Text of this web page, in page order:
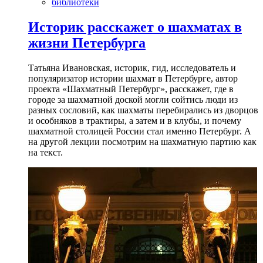
библиотеки
Историк расскажет о шахматах в
жизни Петербурга
Татьяна Ивановская, историк, гид, исследователь и
популяризатор истории шахмат в Петербурге, автор
проекта «Шахматный Петербург», расскажет, где в
городе за шахматной доской могли сойтись люди из
разных сословий, как шахматы перебирались из дворцов
и особняков в трактиры, а затем и в клубы, и почему
шахматной столицей России стал именно Петербург. А
на другой лекции посмотрим на шахматную партию как
на текст.